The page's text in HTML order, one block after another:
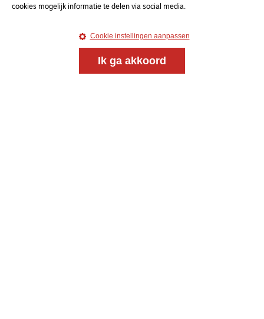
cookies mogelijk informatie te delen via social media.
Cookie instellingen aanpassen
Ik ga akkoord